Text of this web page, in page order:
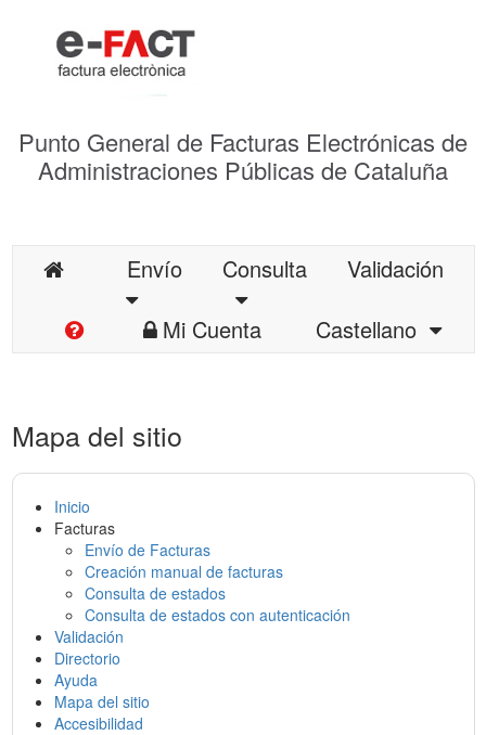
Punto General de Facturas Electrónicas de
Administraciones Públicas de Cataluña
Envío Consulta
Validación
Mi Cuenta
Castellano
Mapa del sitio
Inicio
Facturas
Envío de Facturas
Creación manual de facturas
Consulta de estados
Consulta de estados con autenticación
Validación
Directorio
Ayuda
Mapa del sitio
Accesibilidad